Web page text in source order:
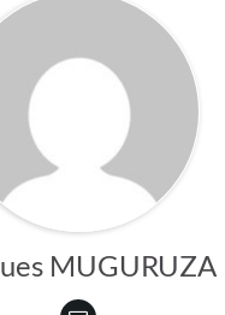
MUGURUZA